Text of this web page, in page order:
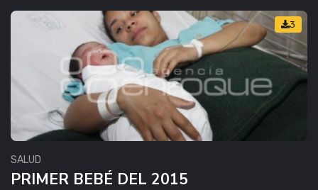
3
SALUD
PRIMER BEBÉ DEL 2015